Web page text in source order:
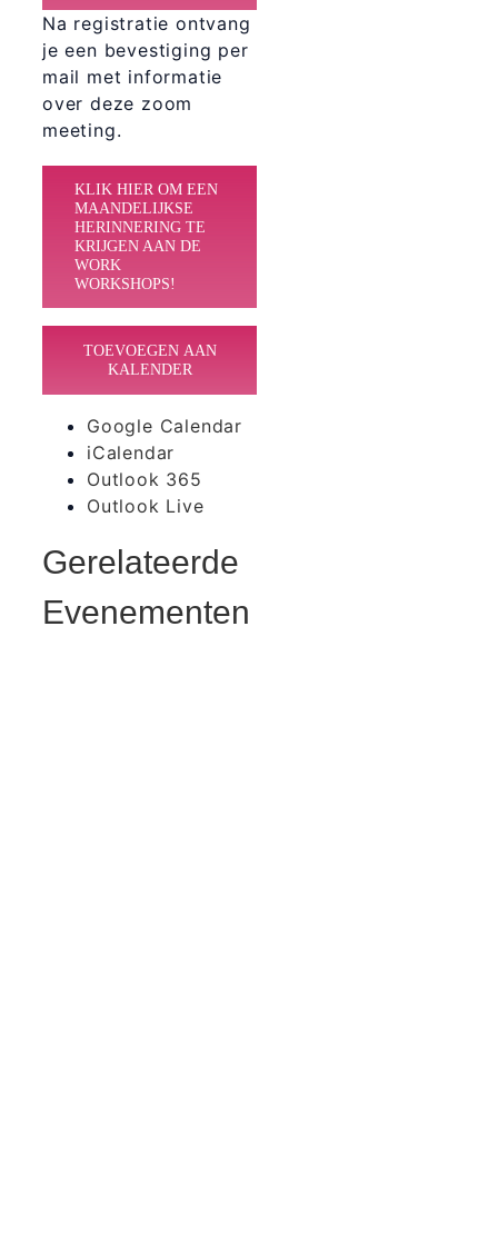
Na registratie ontvang
je een bevestiging per
mail met informatie
over deze zoom
meeting.
KLIK HIER OM EEN
MAANDELIJKSE
HERINNERING TE
KRIJGEN AAN DE
WORK
WORKSHOPS!
TOEVOEGEN AAN
KALENDER
Google Calendar
iCalendar
Outlook 365
Outlook Live
Gerelateerde
Evenementen